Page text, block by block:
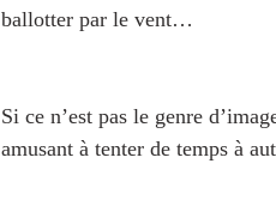
ballotter par le vent…
Si ce n’est pas le genre
amusant à tenter de temps à